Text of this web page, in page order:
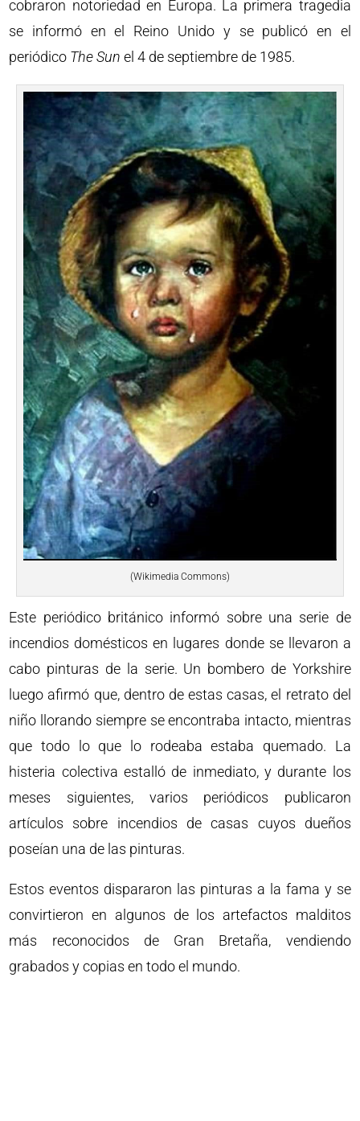
cobraron notoriedad en Europa. La primera tragedia
se informó en el Reino Unido y se publicó en el
periódico The Sun el 4 de septiembre de 1985.
(Wikimedia Commons)
Este periódico británico informó sobre una serie de
incendios domésticos en lugares donde se llevaron a
cabo pinturas de la serie. Un bombero de Yorkshire
luego afirmó que, dentro de estas casas, el retrato del
niño llorando siempre se encontraba intacto, mientras
que todo lo que lo rodeaba estaba quemado. La
histeria colectiva estalló de inmediato, y durante los
meses siguientes, varios periódicos publicaron
artículos sobre incendios de casas cuyos dueños
poseían una de las pinturas.
Estos eventos dispararon las pinturas a la fama y se
convirtieron en algunos de los artefactos malditos
más reconocidos de Gran Bretaña, vendiendo
grabados y copias en todo el mundo.